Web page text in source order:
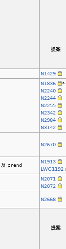
提案
N1429
N1836
*
N2240
N2244
N2255
N2342
N2984
N3142
N2670
及 crend
N1913
LWG1192
N2071
N2072
N2668
提案